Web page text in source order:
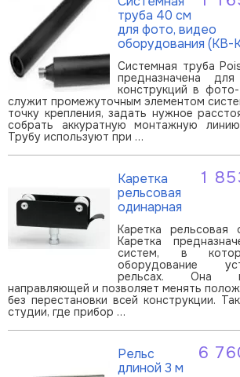
труба 40 см
для фото, видео
оборудования (КВ-
Системная труба
предназначена
конструкций в
служит промежуточным элементом
точку крепления, задать нужное
собрать аккуратную монтажную
Трубу используют при …
1
Каретка
рельсовая
одинарная
Каретка рельсовая
Каретка
систем, в
оборудование
рельсах. Она
направляющей и позволяет менять
без перестановки всей конструкции.
студии, где прибор …
6
Рельс
длиной 3 м